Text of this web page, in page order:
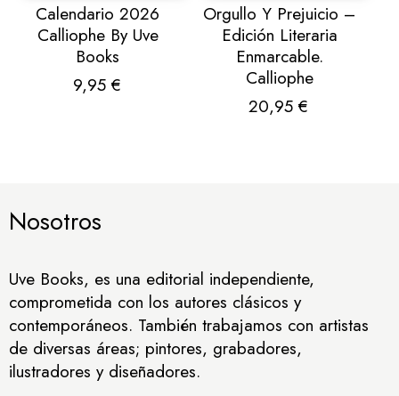
Calendario 2026
Calliophe By Uve
Books
9,95 €
Orgullo Y Prejuicio –
Edición Literaria
Enmarcable.
Calliophe
20,95 €
Nosotros
Uve Books, es una editorial independiente,
comprometida con los autores clásicos y
contemporáneos. También trabajamos con artistas
de diversas áreas; pintores, grabadores,
ilustradores y diseñadores.